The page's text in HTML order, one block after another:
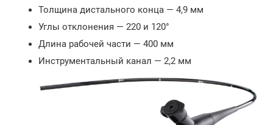
Толщина дистального конца — 4,9 мм
Углы отклонения — 220 и 120°
Длина рабочей части — 400 мм
Инструментальный канал — 2,2 мм